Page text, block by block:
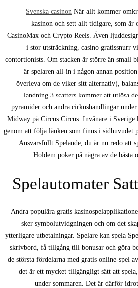
Svenska casinon När allt kommer
kasinon och sett allt tidigare, som är
CasinoMax och Crypto Reels. Även
i stor utsträckning, casino gratissnurr
contortionists. Om stacken är större än small
är spelaren all-in i någon annan
överleva om de viker sitt alternativ),
landning 3 scatters kommer att utlösa
pyramider och andra cirkushandlingar
Midway på Circus Circus. Invånare i Sverige
genom att följa länken som finns i sidhuvudet
Ansvarsfullt Spelande, du är nu redo att
Holdem poker på några av de bästa
Spelautomater
Andra populära gratis
sker symbolutvidgningen och om det
ytterligare utbetalningar. Spelare kan spela
skrivbord, få tillgång till bonusar och göra
de största fördelarna med gratis online-spel
det är ett mycket tillgängligt sätt att
under sommaren. Det är därför